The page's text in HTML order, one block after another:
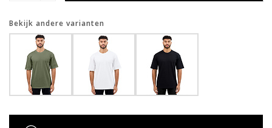
Bekijk andere varianten